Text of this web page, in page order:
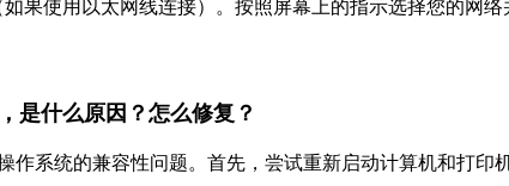
果使用以太网线连接）。按照屏幕上的指示选择您的网络
是什么原因？怎么修复？
作系统的兼容性问题。首先，尝试重新启动计算机和打印